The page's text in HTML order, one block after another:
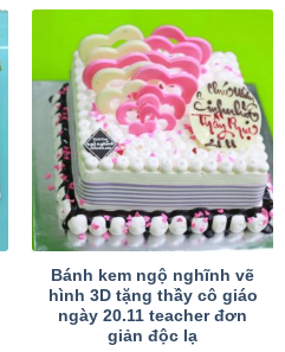
Bánh kem ngộ nghĩnh vẽ
hình 3D tặng thầy cô giáo
ngày 20.11 teacher đơn
giản độc lạ